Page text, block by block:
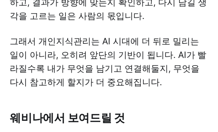
하고, 결과가 방향에 맞는지 확인하고, 다시 남길 생
각을 고르는 일은 사람의 몫입니다.
그래서 개인지식관리는 AI 시대에 더 뒤로 밀리는
일이 아니라, 오히려 앞단의 기반이 됩니다. AI가 빨
라질수록 내가 무엇을 남기고 연결해둘지, 무엇을
다시 참고하게 할지가 더 중요해집니다.
웨비나에서 보여드릴 것